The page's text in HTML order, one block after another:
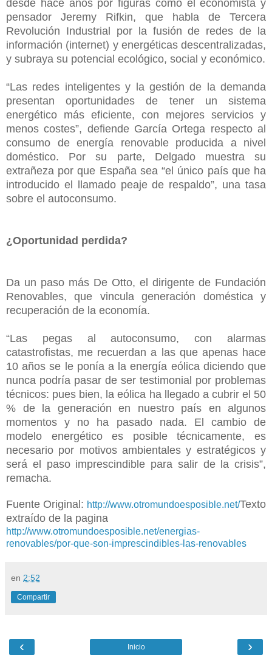
desde hace años por figuras como el economista y
pensador Jeremy Rifkin, que habla de Tercera
Revolución Industrial por la fusión de redes de la
información (internet) y energéticas descentralizadas,
y subraya su potencial ecológico, social y económico.
“Las redes inteligentes y la gestión de la demanda
presentan oportunidades de tener un sistema
energético más eficiente, con mejores servicios y
menos costes”, defiende García Ortega respecto al
consumo de energía renovable producida a nivel
doméstico. Por su parte, Delgado muestra su
extrañeza por que España sea “el único país que ha
introducido el llamado peaje de respaldo”, una tasa
sobre el autoconsumo.
¿Oportunidad perdida?
Da un paso más De Otto, el dirigente de Fundación
Renovables, que vincula generación doméstica y
recuperación de la economía.
“Las pegas al autoconsumo, con alarmas
catastrofistas, me recuerdan a las que apenas hace
10 años se le ponía a la energía eólica diciendo que
nunca podría pasar de ser testimonial por problemas
técnicos: pues bien, la eólica ha llegado a cubrir el 50
% de la generación en nuestro país en algunos
momentos y no ha pasado nada. El cambio de
modelo energético es posible técnicamente, es
necesario por motivos ambientales y estratégicos y
será el paso imprescindible para salir de la crisis”,
remacha.
Fuente Original: http://www.otromundoesposible.net/Texto
extraído de la pagina
http://www.otromundoesposible.net/energias-
renovables/por-que-son-imprescindibles-las-renovables
en 2:52
Compartir
‹ ›
Inicio